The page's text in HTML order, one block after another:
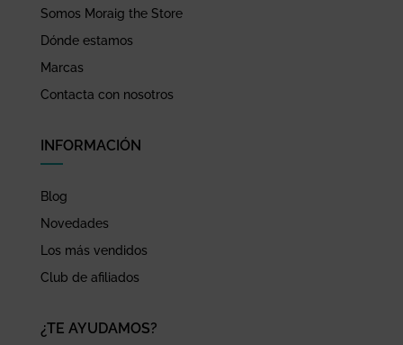
Somos Moraig the Store
Dónde estamos
Marcas
Contacta con nosotros
INFORMACIÓN
Blog
Novedades
Los más vendidos
Club de afiliados
¿TE AYUDAMOS?